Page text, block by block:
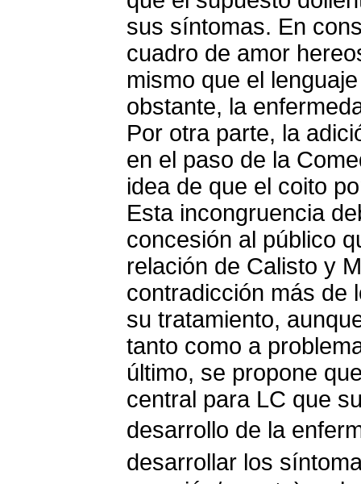
sus síntomas. En
cuadro de amor
mismo que el
obstante, la
Por otra parte, la
en el paso de la
idea de que el coito
Esta incongruencia
concesión al público
relación de Calisto y
contradicción más de
su tratamiento,
tanto como a
último, se propone
central para LC que
desarrollo de la
desarrollar los